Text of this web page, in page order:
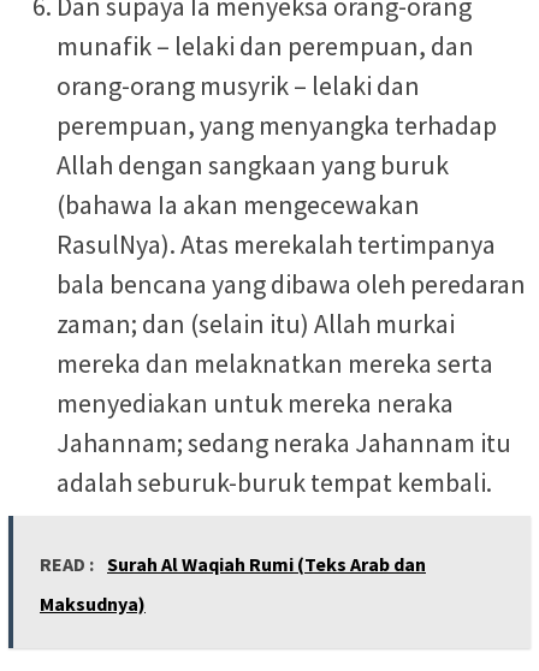
munafik – lelaki dan perempuan, dan
orang-orang musyrik – lelaki dan
perempuan, yang menyangka terhadap
Allah dengan sangkaan yang buruk
(bahawa Ia akan mengecewakan
RasulNya). Atas merekalah tertimpanya
bala bencana yang dibawa oleh peredaran
zaman; dan (selain itu) Allah murkai
mereka dan melaknatkan mereka serta
menyediakan untuk mereka neraka
Jahannam; sedang neraka Jahannam itu
adalah seburuk-buruk tempat kembali.
READ : Surah Al Waqiah Rumi (Teks Arab dan
Maksudnya)